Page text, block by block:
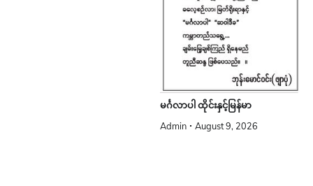
မင်္ဂလာပါ ထိုင်းနှင့်မြန်မာ
Admin August 9, 2026